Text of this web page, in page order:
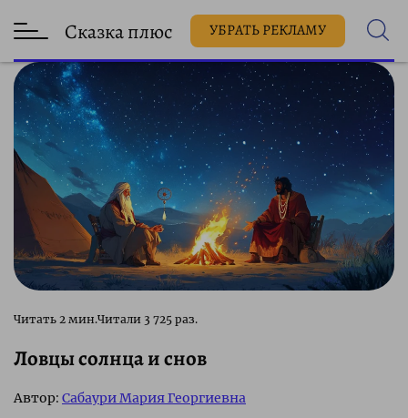
Сказка плюс УБРАТЬ РЕКЛАМУ
3 725 раз.
Ловцы солнца и снов
Автор: Сабаури Мария Георгиевна